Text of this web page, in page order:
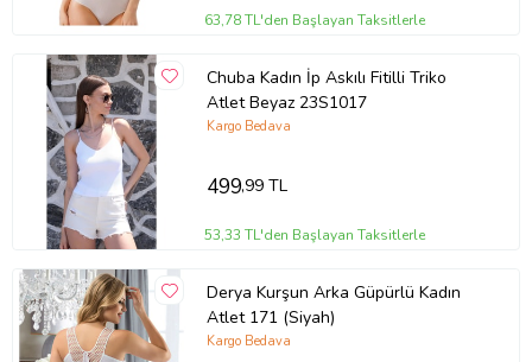
63,78 TL'den Başlayan Taksitlerle
Chuba Kadın İp Askılı Fitilli Triko
Atlet Beyaz 23S1017
Kargo Bedava
499,99 TL
53,33 TL'den Başlayan Taksitlerle
Derya Kurşun Arka Güpürlü Kadın
Atlet 171 (Siyah)
Kargo Bedava